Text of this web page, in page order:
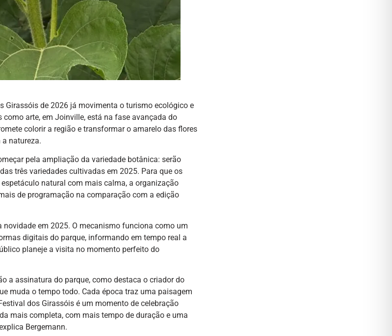
Girassóis de 2026 já movimenta o turismo ecológico e
como arte, em Joinville, está na fase avançada do
colorir a região e transformar o amarelo das flores
natureza.
pela ampliação da variedade botânica: serão
três variedades cultivadas em 2025. Para que os
natural com mais calma, a organização
de programação na comparação com a edição
em 2025. O mecanismo funciona como um
digitais do parque, informando em tempo real a
planeje a visita no momento perfeito do
a assinatura do parque, como destaca o criador do
muda o tempo todo. Cada época traz uma paisagem
dos Girassóis é um momento de celebração
mais completa, com mais tempo de duração e uma
Bergemann.